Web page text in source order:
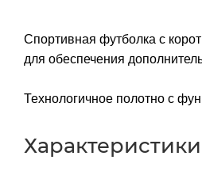
Спортивная футболка с
для обеспечения
Технологичное полотно с
Характеристики